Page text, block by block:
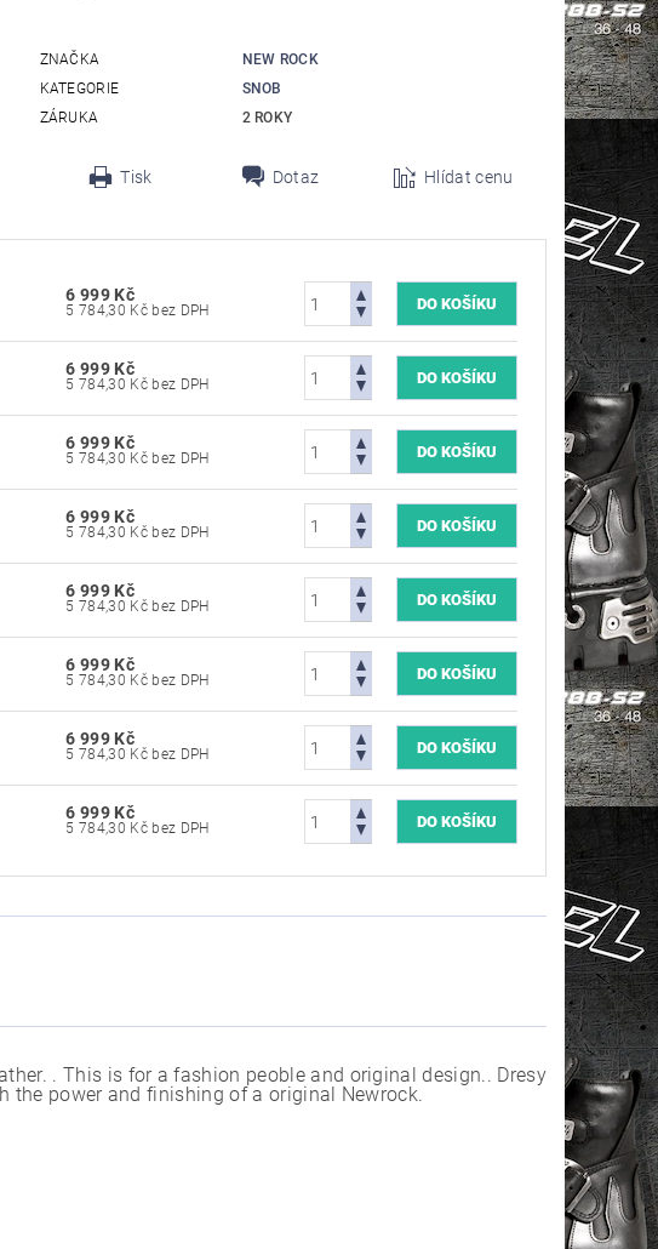
ZNAČKA
NEW ROCK
KATEGORIE
SNOB
ZÁRUKA
2 ROKY
Tisk Dotaz Hlídat cenu
6 999 Kč
5 784,30 Kč bez DPH
6 999 Kč
5 784,30 Kč bez DPH
6 999 Kč
5 784,30 Kč bez DPH
6 999 Kč
5 784,30 Kč bez DPH
6 999 Kč
5 784,30 Kč bez DPH
6 999 Kč
5 784,30 Kč bez DPH
6 999 Kč
5 784,30 Kč bez DPH
6 999 Kč
5 784,30 Kč bez DPH
. This is for a fashion peoble and original design.. Dresy
the power and finishing of a original Newrock.